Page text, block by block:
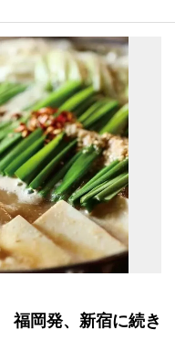
福岡発、新宿に続き